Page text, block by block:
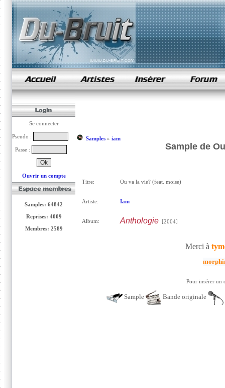
samples de rap
Se connecter
Pseudo :
Passe :
Ouvrir un compte
Samples: 64842
Reprises: 4009
Membres: 2589
Samples» iam
Sample de
Titre: Ou va la vie? (feat. moise)
Artiste: Iam
Album: Anthologie[2004]
Merci à
Pour insérer un
Sample Bande originale